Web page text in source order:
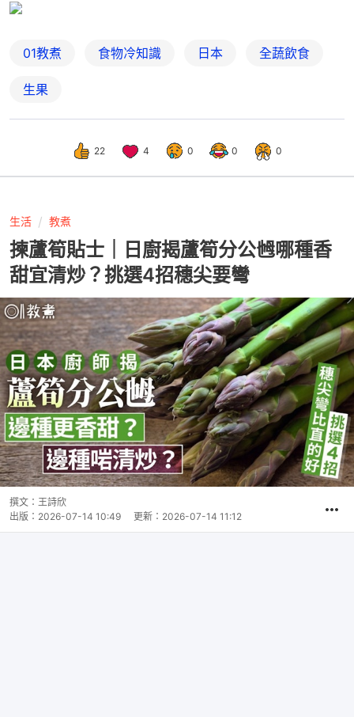
01教煮 食物冷知識 日本 全蔬飲食
生果
22 4 0 0 0
生活 教煮
揀蘆筍貼士｜日廚揭蘆筍分公乸哪種香
甜宜清炒？挑選4招穗尖要彎
撰文： 王詩欣
出版： 2026-07-14 10:49 更新： 2026-07-14 11:12